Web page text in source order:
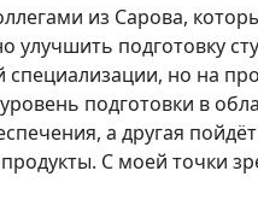
из Сарова,
улучшить подготовку
специализации, но на
подготовки в
а другая
С моей точки